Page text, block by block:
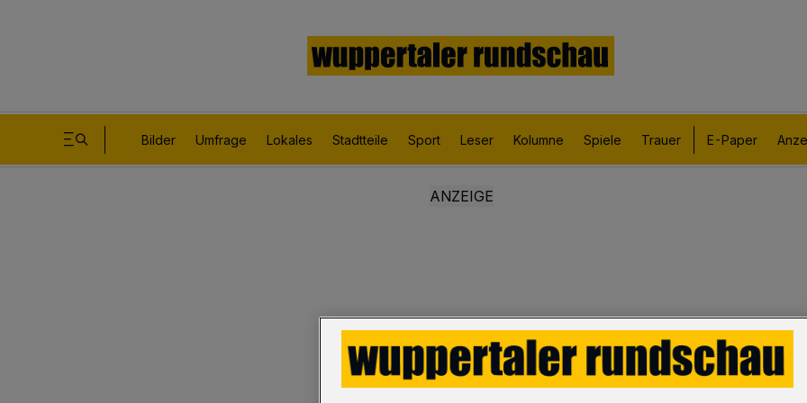
Bilder Umfrage Lokales Stadtteile Sport Leser Kolumne Spiele Trauer E-Paper